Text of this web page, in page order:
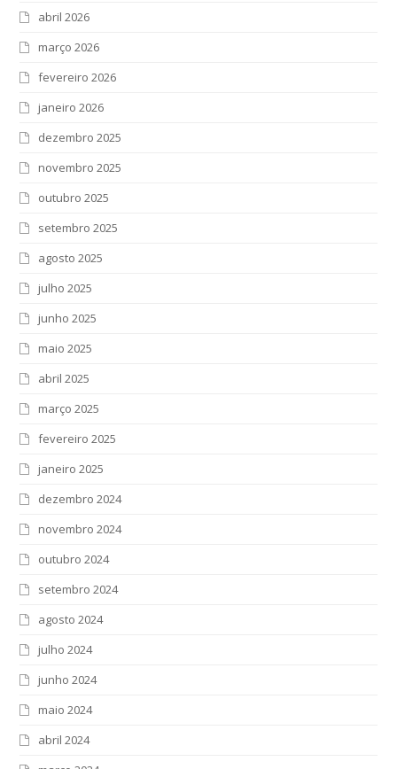
abril 2026
março 2026
fevereiro 2026
janeiro 2026
dezembro 2025
novembro 2025
outubro 2025
setembro 2025
agosto 2025
julho 2025
junho 2025
maio 2025
abril 2025
março 2025
fevereiro 2025
janeiro 2025
dezembro 2024
novembro 2024
outubro 2024
setembro 2024
agosto 2024
julho 2024
junho 2024
maio 2024
abril 2024